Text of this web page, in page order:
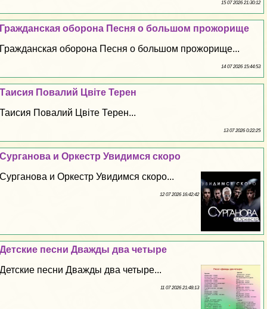
15 07 2026 21:30:12
Гражданская оборона Песня о большом прожорище
Гражданская оборона Песня о большом прожорище...
14 07 2026 15:44:53
Таисия Повалий Цвіте Терен
Таисия Повалий Цвіте Терен...
13 07 2026 0:22:25
Сурганова и Оркестр Увидимся скоро
Сурганова и Оркестр Увидимся скоро...
12 07 2026 16:42:42
Детские песни Дважды два четыре
Детские песни Дважды два четыре...
11 07 2026 21:48:13